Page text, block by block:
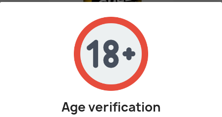
Poppers Big One Gold
13,90 €11,82 €
AJOUTER AU PANIER
Age verification